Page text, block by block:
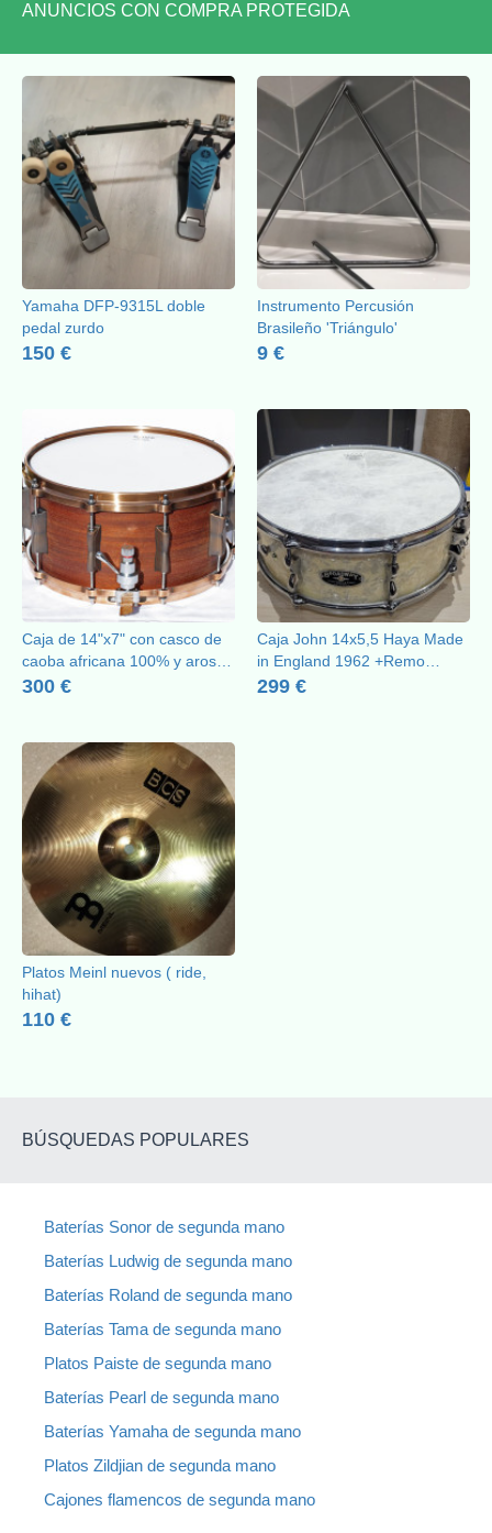
ANUNCIOS CON COMPRA PROTEGIDA
Yamaha DFP-9315L doble
pedal zurdo
150 €
Instrumento Percusión
Brasileño 'Triángulo'
9 €
Caja de 14"x7" con casco de
caoba africana 100% y aros
die cast
300 €
Caja John 14x5,5 Haya Made
in England 1962 +Remo
USA+Bordón FC Japan
299 €
Platos Meinl nuevos ( ride,
hihat)
110 €
BÚSQUEDAS POPULARES
Baterías Sonor de segunda mano
Baterías Ludwig de segunda mano
Baterías Roland de segunda mano
Baterías Tama de segunda mano
Platos Paiste de segunda mano
Baterías Pearl de segunda mano
Baterías Yamaha de segunda mano
Platos Zildjian de segunda mano
Cajones flamencos de segunda mano